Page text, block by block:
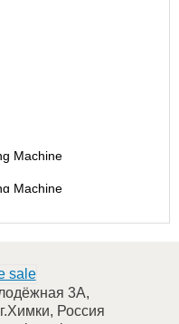
Machine
Machine
3А,
, Россия